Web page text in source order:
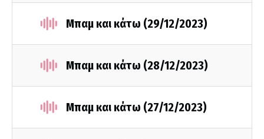
Μπαμ και κάτω (29/12/2023)
Μπαμ και κάτω (28/12/2023)
Μπαμ και κάτω (27/12/2023)